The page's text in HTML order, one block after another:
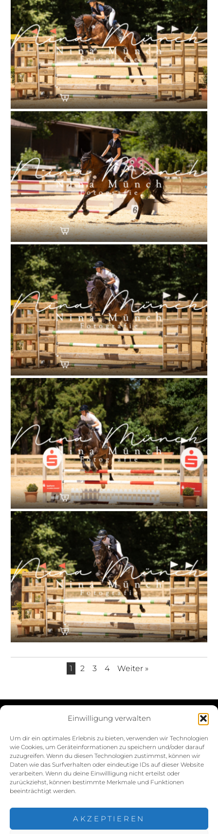
Einwilligung verwalten
Um dir ein optimales Erlebnis zu bieten, verwenden wir Technologien
wie Cookies, um Geräteinformationen zu speichern und/oder darauf
zuzugreifen. Wenn du diesen Technologien zustimmst, können wir
Daten wie das Surfverhalten oder eindeutige IDs auf dieser Website
verarbeiten. Wenn du deine Einwillligung nicht erteilst oder
zurückziehst, können bestimmte Merkmale und Funktionen
beeinträchtigt werden.
AKZEPTIEREN
1 2 3 4 Weiter »
Impressum
Cookie-Richtlinie (EU)